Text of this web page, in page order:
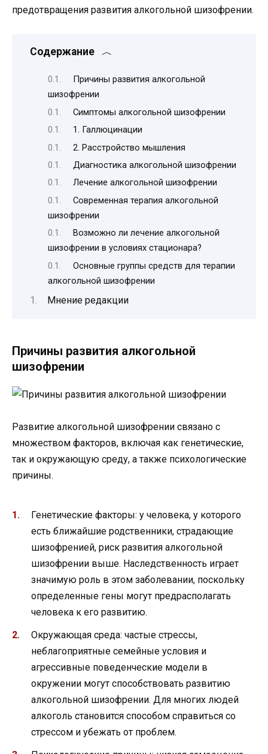
предотвращения развития алкогольной шизофрении.
Содержание
Причины развития алкогольной
шизофрении
Симптомы алкогольной шизофрении
1. Галлюцинации
2. Расстройство мышления
Диагностика алкогольной шизофрении
Лечение алкогольной шизофрении
Современная терапия алкогольной
шизофрении
Возможно ли лечение алкогольной
шизофрении в условиях стационара?
Основные группы средств для терапии
алкогольной шизофрении
Мнение редакции
Причины развития алкогольной
шизофрении
Развитие алкогольной шизофрении связано с
множеством факторов, включая как генетические,
так и окружающую среду, а также психологические
причины.
Генетические факторы: у человека, у которого
есть ближайшие родственники, страдающие
шизофренией, риск развития алкогольной
шизофрении выше. Наследственность играет
значимую роль в этом заболевании, поскольку
определенные гены могут предрасполагать
человека к его развитию.
Окружающая среда: частые стрессы,
неблагоприятные семейные условия и
агрессивные поведенческие модели в
окружении могут способствовать развитию
алкогольной шизофрении. Для многих людей
алкоголь становится способом справиться со
стрессом и убежать от проблем.